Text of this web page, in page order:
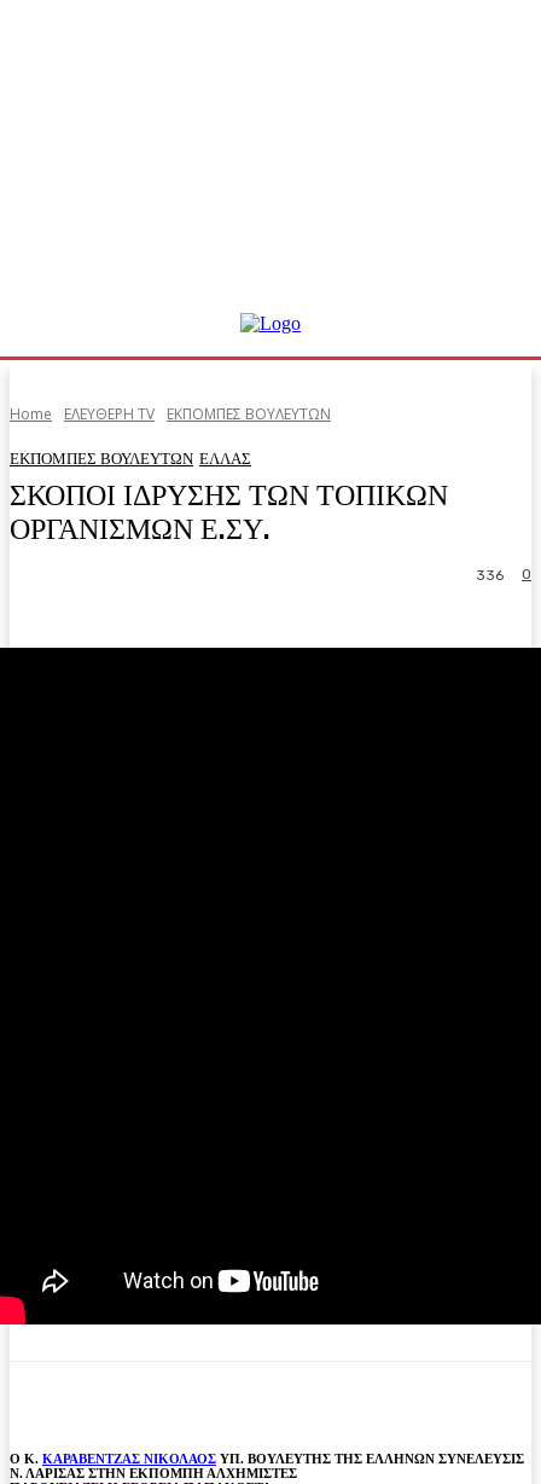
Home ΕΛΕΥΘΕΡΗ ΤV ΕΚΠΟΜΠΕΣ ΒΟΥΛΕΥΤΩΝ
ΕΚΠΟΜΠΕΣ ΒΟΥΛΕΥΤΩΝ ΕΛΛΑΣ
ΣΚΟΠΟΙ ΙΔΡΥΣΗΣ ΤΩΝ ΤΟΠΙΚΩΝ
ΟΡΓΑΝΙΣΜΩΝ Ε.ΣΥ.
0
336
O Κ. ΚΑΡΑΒΕΝΤΖΑΣ ΝΙΚΟΛΑΟΣ ΥΠ. ΒΟΥΛΕΥΤΗΣ ΤΗΣ ΕΛΛΗΝΩΝ ΣΥΝΕΛΕΥΣΙΣ​
Ν. ΛΑΡΙΣΑΣ ΣΤΗΝ ΕΚΠΟΜΠΗ ΑΛΧΗΜΙΣΤΕΣ